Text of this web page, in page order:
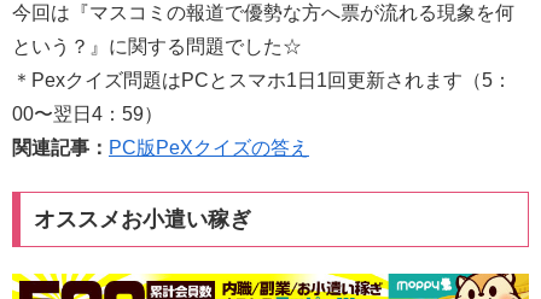
今回は『マスコミの報道で優勢な方へ票が流れる現象を何
という？』に関する問題でした☆
＊Pexクイズ問題はPCとスマホ1日1回更新されます（5：
00〜翌日4：59）
関連記事： PC版PeXクイズの答え
オススメお小遣い稼ぎ